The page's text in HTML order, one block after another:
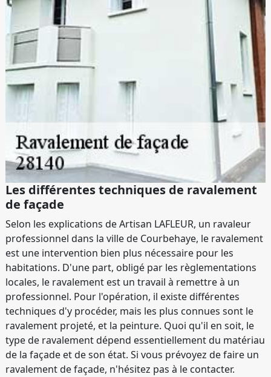
Les différentes techniques de ravalement
de façade
Selon les explications de Artisan LAFLEUR, un ravaleur
professionnel dans la ville de Courbehaye, le ravalement
est une intervention bien plus nécessaire pour les
habitations. D'une part, obligé par les règlementations
locales, le ravalement est un travail à remettre à un
professionnel. Pour l'opération, il existe différentes
techniques d'y procéder, mais les plus connues sont le
ravalement projeté, et la peinture. Quoi qu'il en soit, le
type de ravalement dépend essentiellement du matériau
de la façade et de son état. Si vous prévoyez de faire un
ravalement de façade, n'hésitez pas à le contacter.